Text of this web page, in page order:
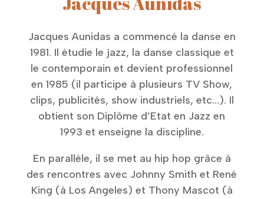
Jacques Aunidas a commencé la danse en
1981. Il étudie le jazz, la danse classique et
le contemporain et devient professionnel
en 1985 (il participe à plusieurs TV Show,
clips, publicités, show industriels, etc…). Il
obtient son Diplôme d’Etat en Jazz en
1993 et enseigne la discipline.
En parallèle, il se met au hip hop grâce à
des rencontres avec Johnny Smith et René
King (à Los Angeles) et Thony Mascot (à